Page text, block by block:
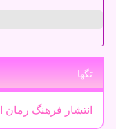
تگها
انتشار فرهنگ رمان